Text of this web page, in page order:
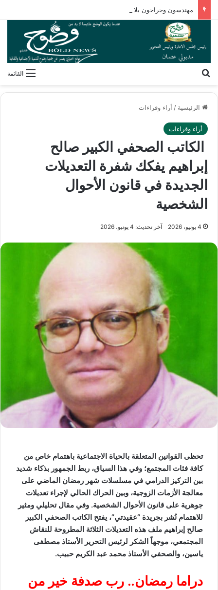
القائمة
الرئيسية / أراء وقراءات
أراء وقراءات
الكاتب الصحفي الكبير صالح
إبراهيم يفكك شفرة التعديلات
الجديدة في قانون الأحوال
الشخصية
4 يونيو، 2026 آخر تحديث: 4 يونيو، 2026
تحظى القوانين المتعلقة بالحياة الاجتماعية باهتمام خاص من
كافة فئات المجتمع؛ وفي هذا السياق، ربط الجمهور بذكاء شديد
بين التركيز الدرامي في مسلسلات شهر رمضان الماضي على
معالجة الأزمات الزوجية، وبين الحراك الحالي لإجراء تعديلات
جوهرية على قانون الأحوال الشخصية. وفي مقال تحليلي ومثير
للاهتمام نُشر بجريدة “عقيدتي”، يفتح الكاتب الصحفي الكبير
صالح إبراهيم ملف هذه التعديلات الثلاثة المطروحة للنقاش
المجتمعي، موجهاً الشكر لرئيس التحرير الأستاذ مصطفى
ياسين، والصحفي الأستاذ محمد عبد الكريم حبيب.
دراما رمضان.. رب صدفة خير من